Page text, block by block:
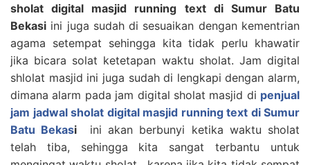
sholat digital masjid running text di Sumur Batu
Bekasi ini juga sudah di sesuaikan dengan kementrian
agama setempat sehingga kita tidak perlu khawatir
jika bicara solat ketetapan waktu sholat. Jam digital
shlolat masjid ini juga sudah di lengkapi dengan alarm,
dimana alarm pada jam digital sholat masjid di penjual
jam jadwal sholat digital masjid running text di Sumur
Batu Bekasi ini akan berbunyi ketika waktu sholat
telah tiba, sehingga kita sangat terbantu untuk